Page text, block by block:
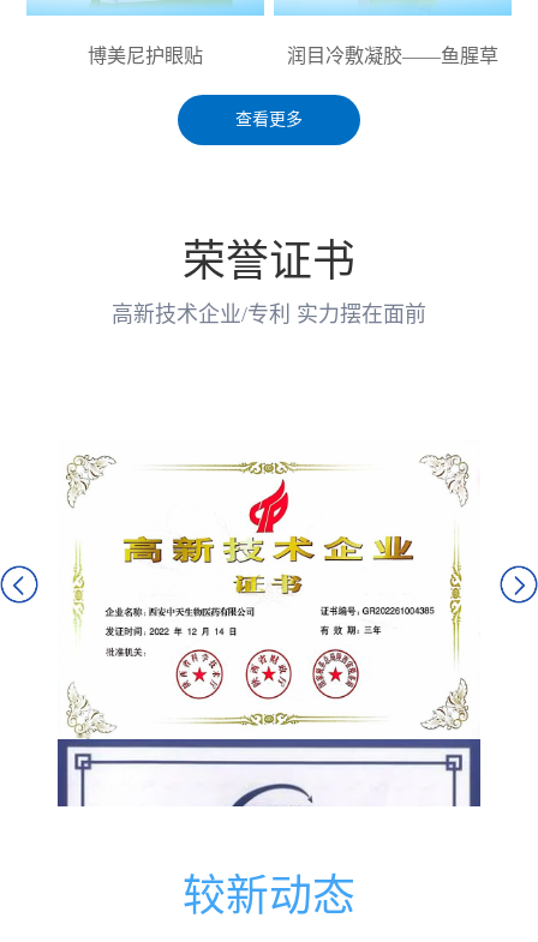
博美尼护眼贴 润目冷敷凝胶——鱼腥草
查看更多
荣誉证书
高新技术企业/专利 实力摆在面前
较新动态